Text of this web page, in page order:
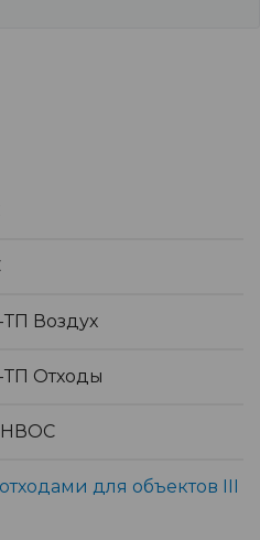
Воздух
ТП Отходы
НВОС
для объектов III